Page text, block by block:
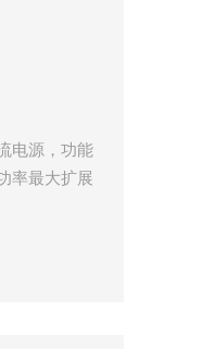
电源，功能
率最大扩展